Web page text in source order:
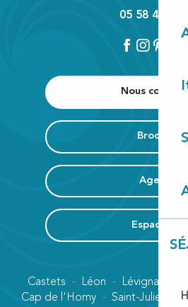
Librairie au camion
Nous
Brochure
Agenda
Espace Pro
05 58 42 89
Castets Léon Lévignacq
Cap de l'Homy
Saint-Julien-